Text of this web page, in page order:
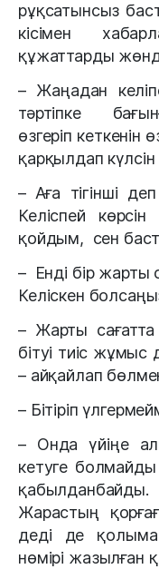
рұқсатынсыз
кісімен
құжаттарды
– Жаңадан
тәртіпке
өзгеріп
қарқылдап
– Аға тігінші
Келіспей
қойдым, сен
– Енді бір жарты
Келіскен
– Жарты
бітуі тиіс
– айқайлап
– Бітіріп
– Онда үйіңе
кетуге
Жарастың
деді де
нөмірі жазылған